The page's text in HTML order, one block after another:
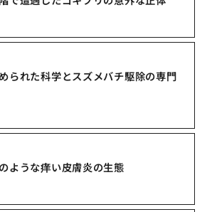
られた科学とスズメバチ駆除の専門
ような痒い皮膚炎の生態